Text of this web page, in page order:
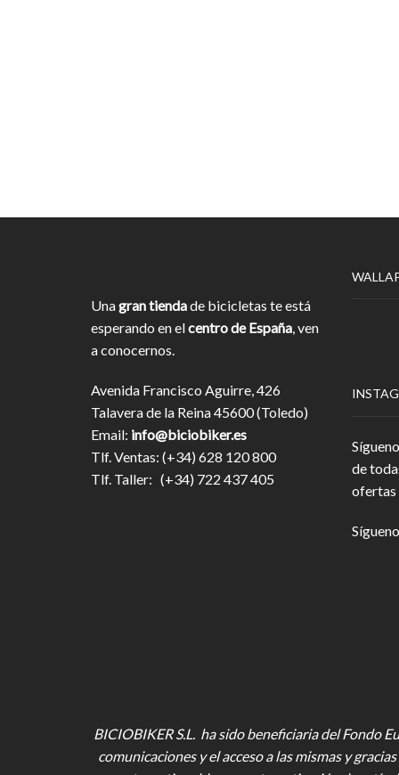
Unagran tiendade bicicletas te está
esperando en elcentro de España, ven
a conocernos.
Avenida Francisco Aguirre, 426
Talavera de la Reina 45600 (Toledo)
Email: info@biciobiker.es
Tlf. Ventas: (+34) 628 120 800
Tlf. Taller: (+34) 722 437 405
de
ofertas
BICIOBIKER S.L. ha sido beneficiaria del Fondo
comunicaciones y el acceso a las mismas y